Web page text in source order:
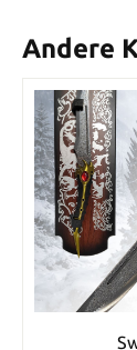
Andere